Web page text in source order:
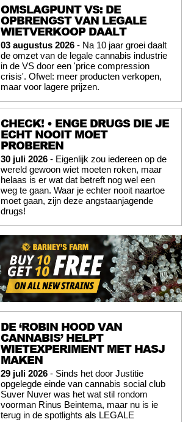
OMSLAGPUNT VS: DE
OPBRENGST VAN LEGALE
WIETVERKOOP DAALT
03 augustus 2026 - Na 10 jaar groei daalt
de omzet van de legale cannabis industrie
in de VS door een 'price compression
crisis'. Ofwel: meer producten verkopen,
maar voor lagere prijzen.
CHECK! • ENGE DRUGS DIE JE
ECHT NOOIT MOET
PROBEREN
30 juli 2026 - Eigenlijk zou iedereen op de
wereld gewoon wiet moeten roken, maar
helaas is er wat dat betreft nog wel een
weg te gaan. Waar je echter nooit naartoe
moet gaan, zijn deze angstaanjagende
drugs!
DE ‘ROBIN HOOD VAN
CANNABIS’ HELPT
WIETEXPERIMENT MET HASJ
MAKEN
29 juli 2026 - Sinds het door Justitie
opgelegde einde van cannabis social club
Suver Nuver was het wat stil rondom
voorman Rinus Beintema, maar nu is ie
terug in de spotlights als LEGALE